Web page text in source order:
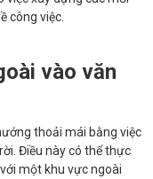
công việc.
vào văn
thoải mái bằng việc
Điều này có thể thực
một khu vực ngoài